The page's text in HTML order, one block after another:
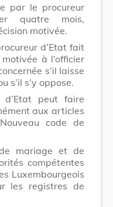
par le procureur
quatre mois,
motivée.
d’Etat fait
à l’officier
s’il laisse
s’il s’y oppose.
peut faire
aux articles
code de
mariage et de
compétentes
Luxembourgeois
les registres de